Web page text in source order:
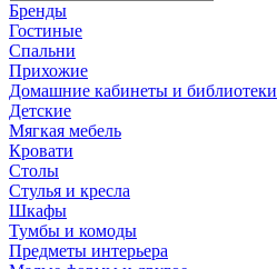
Бренды
Гостиные
Спальни
Прихожие
Домашние кабинеты и библиотеки
Детские
Мягкая мебель
Кровати
Столы
Стулья и кресла
Шкафы
Тумбы и комоды
Предметы интерьера